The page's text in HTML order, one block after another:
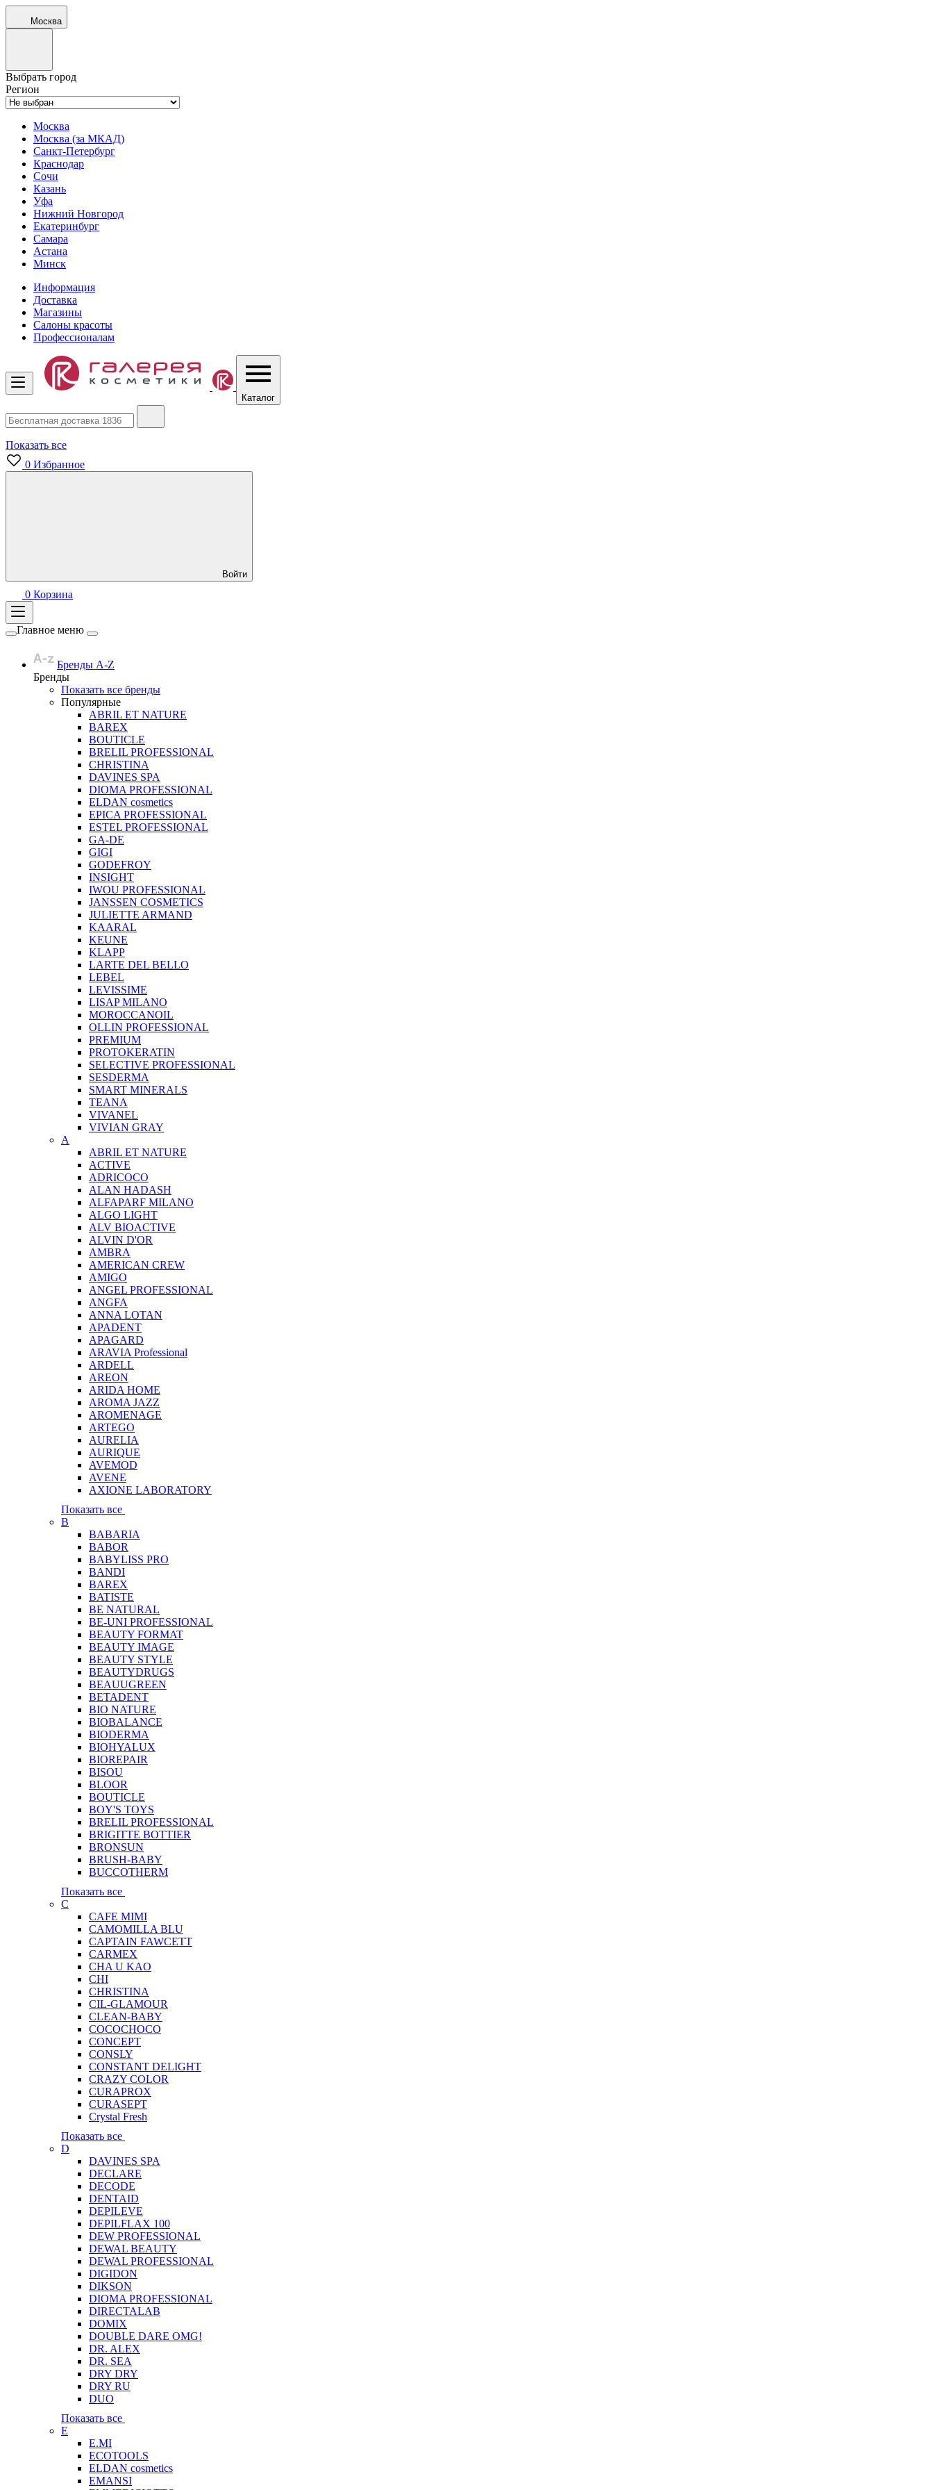
Москва
Выбрать город
Регион
Москва
Москва (за МКАД)
Санкт-Петербург
Краснодар
Сочи
Казань
Уфа
Нижний Новгород
Екатеринбург
Самара
Астана
Минск
Информация
Доставка
Магазины
Салоны красоты
Профессионалам
Каталог
Показать все
0 Избранное
Войти
0 Корзина
Главное меню
Бренды A-Z
Бренды
Показать все бренды
Популярные
ABRIL ET NATURE
BAREX
BOUTICLE
BRELIL PROFESSIONAL
CHRISTINA
DAVINES SPA
DIOMA PROFESSIONAL
ELDAN cosmetics
EPICA PROFESSIONAL
ESTEL PROFESSIONAL
GA-DE
GIGI
GODEFROY
INSIGHT
IWOU PROFESSIONAL
JANSSEN COSMETICS
JULIETTE ARMAND
KAARAL
KEUNE
KLAPP
LARTE DEL BELLO
LEBEL
LEVISSIME
LISAP MILANO
MOROCCANOIL
OLLIN PROFESSIONAL
PREMIUM
PROTOKERATIN
SELECTIVE PROFESSIONAL
SESDERMA
SMART MINERALS
TEANA
VIVANEL
VIVIAN GRAY
A
ABRIL ET NATURE
ACTIVE
ADRICOCO
ALAN HADASH
ALFAPARF MILANO
ALGO LIGHT
ALV BIOACTIVE
ALVIN D'OR
AMBRA
AMERICAN CREW
AMIGO
ANGEL PROFESSIONAL
ANGFA
ANNA LOTAN
APADENT
APAGARD
ARAVIA Professional
ARDELL
AREON
ARIDA HOME
AROMA JAZZ
AROMENAGE
ARTEGO
AURELIA
AURIQUE
AVEMOD
AVENE
AXIONE LABORATORY
Показать все
B
BABARIA
BABOR
BABYLISS PRO
BANDI
BAREX
BATISTE
BE NATURAL
BE-UNI PROFESSIONAL
BEAUTY FORMAT
BEAUTY IMAGE
BEAUTY STYLE
BEAUTYDRUGS
BEAUUGREEN
BETADENT
BIO NATURE
BIOBALANCE
BIODERMA
BIOHYALUX
BIOREPAIR
BISOU
BLOOR
BOUTICLE
BOY'S TOYS
BRELIL PROFESSIONAL
BRIGITTE BOTTIER
BRONSUN
BRUSH-BABY
BUCCOTHERM
Показать все
C
CAFE MIMI
CAMOMILLA BLU
CAPTAIN FAWCETT
CARMEX
CHA U KAO
CHI
CHRISTINA
CIL-GLAMOUR
CLEAN-BABY
COCOCHOCO
CONCEPT
CONSLY
CONSTANT DELIGHT
CRAZY COLOR
CURAPROX
CURASEPT
Crystal Fresh
Показать все
D
DAVINES SPA
DECLARE
DECODE
DENTAID
DEPILEVE
DEPILFLAX 100
DEW PROFESSIONAL
DEWAL BEAUTY
DEWAL PROFESSIONAL
DIGIDON
DIKSON
DIOMA PROFESSIONAL
DIRECTALAB
DOMIX
DOUBLE DARE OMG!
DR. ALEX
DR. SEA
DRY DRY
DRY RU
DUO
Показать все
E
E.MI
ECOTOOLS
ELDAN cosmetics
EMANSI